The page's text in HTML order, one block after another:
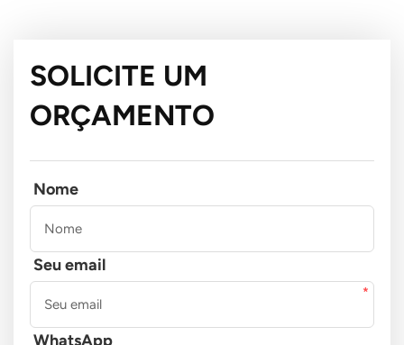
SOLICITE UM
ORÇAMENTO
Nome
Seu email
WhatsApp